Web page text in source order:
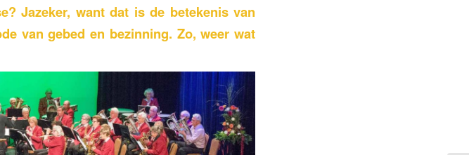
Jazeker, want dat is de betekenis van
van gebed en bezinning. Zo, weer wat